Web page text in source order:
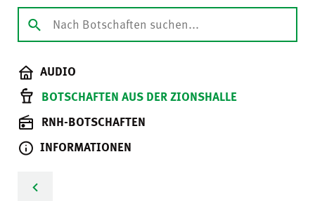
AUDIO
BOTSCHAFTEN AUS DER ZIONSHALLE
RNH-BOTSCHAFTEN
INFORMATIONEN